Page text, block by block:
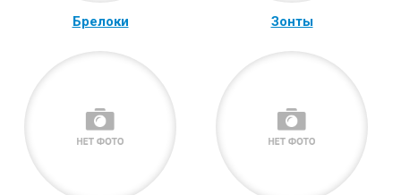
Брелоки Зонты